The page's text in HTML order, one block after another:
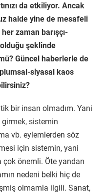
da etkiliyor. Ancak
halde yine de mesafeli
zaman barışçı-
şeklinde
Güncel haberlerle de
siyasal kaos
bir insan olmadım. Yani
sistemin
vb. eylemlerden söz
için sistemin, yani
çok önemli. Öte yandan
nedeni belki hiç de
olmamla ilgili. Sanat,